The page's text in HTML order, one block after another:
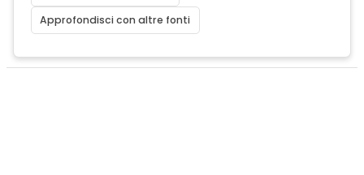
Approfondisci con altre fonti